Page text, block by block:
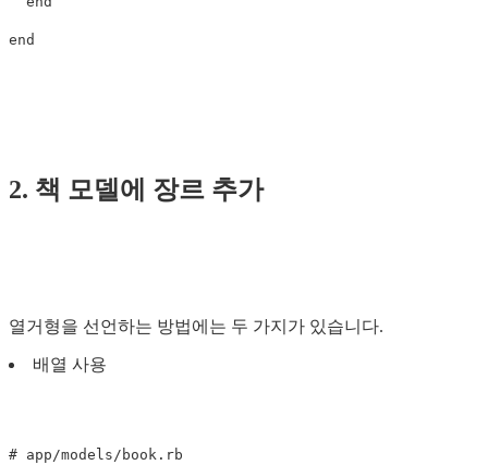
end
2. 책 모델에 장르 추가
열거형을 선언하는 방법에는 두 가지가 있습니다.
배열 사용
# app/models/book.rb